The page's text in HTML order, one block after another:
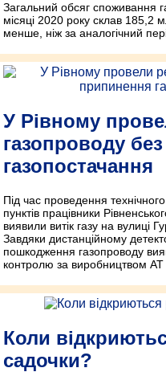
Загальний обсяг споживання
місяці 2020 року склав
менше, ніж за аналогічний
У Рівному
газопроводу
газопостачання
Під час проведення
пунктів працівники
виявили витік газу на вулиці
Завдяки дистанційному
пошкодження газопроводу
контролю за виробництвом АТ
Коли
садочки?